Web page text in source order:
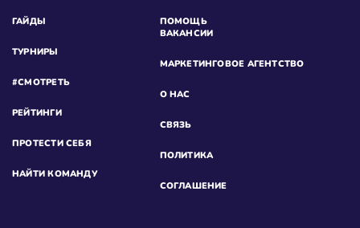
ГАЙДЫ
ТУРНИРЫ
#СМОТРЕТЬ
РЕЙТИНГИ
ПРОТЕСТИ СЕБЯ
НАЙТИ КОМАНДУ
ПОМОЩЬ
ВАКАНСИИ
МАРКЕТИНГОВОЕ АГЕНТСТВО
О НАС
СВЯЗЬ
ПОЛИТИКА
СОГЛАШЕНИЕ